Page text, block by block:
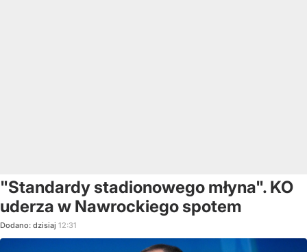
"Standardy stadionowego młyna". KO
uderza w Nawrockiego spotem
Dodano: dzisiaj 12:31